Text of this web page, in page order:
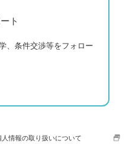
ト
、条件交渉等をフォロー
人情報の取り扱いについて